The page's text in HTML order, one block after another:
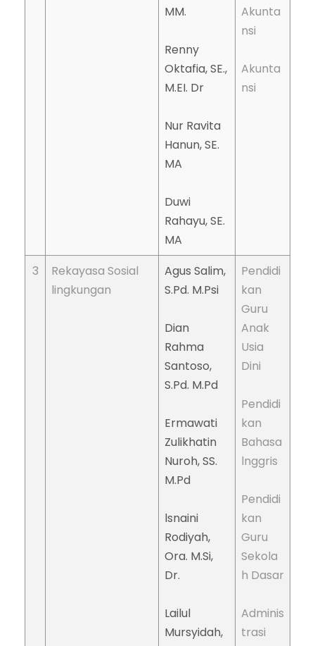
MM.
Renny
Oktafia, SE.,
M.EI. Dr
Nur Ravita
Hanun, SE.
MA
Duwi
Rahayu, SE.
MA
Akunta
nsi
Akunta
nsi
3
Rekayasa Sosial
lingkungan
Agus Salim,
S.Pd. M.Psi
Dian
Rahma
Santoso,
S.Pd. M.Pd
Ermawati
Zulikhatin
Nuroh, SS.
M.Pd
lsnaini
Rodiyah,
Ora. M.Si,
Dr.
Lailul
Mursyidah,
Pendidi
kan
Guru
Anak
Usia
Dini
Pendidi
kan
Bahasa
lnggris
Pendidi
kan
Guru
Sekola
h Dasar
Adminis
trasi